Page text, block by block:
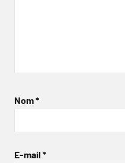
Nom*
E-mail *